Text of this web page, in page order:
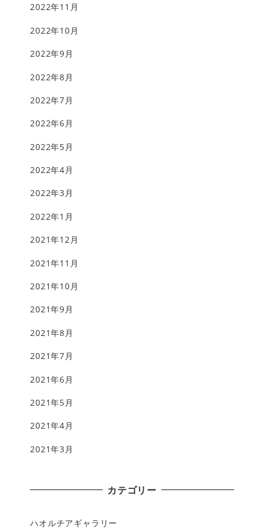
2022年11月
2022年10月
2022年9月
2022年8月
2022年7月
2022年6月
2022年5月
2022年4月
2022年3月
2022年1月
2021年12月
2021年11月
2021年10月
2021年9月
2021年8月
2021年7月
2021年6月
2021年5月
2021年4月
2021年3月
カテゴリー
ハオルチアギャラリー